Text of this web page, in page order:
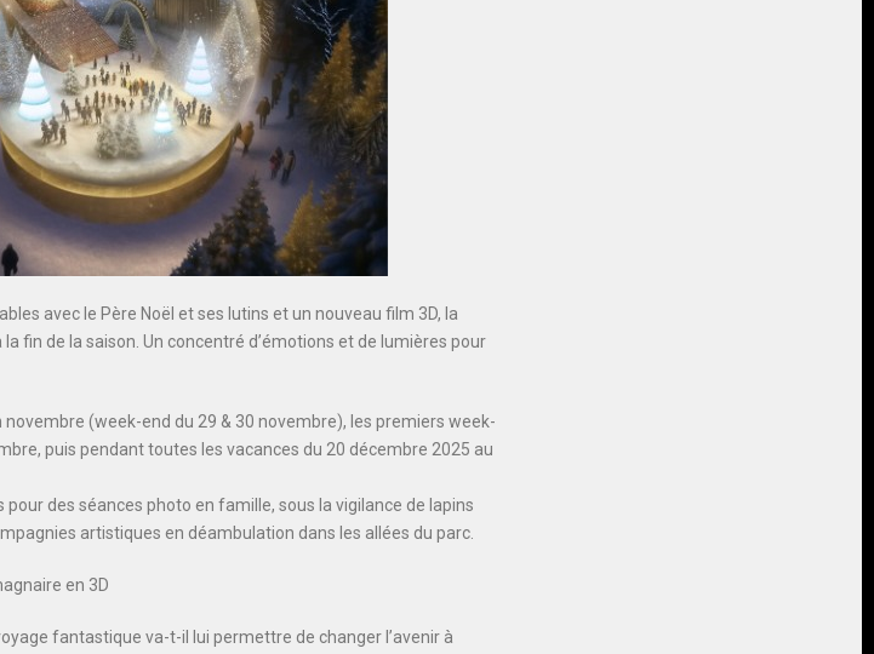
avec le Père Noël et ses lutins et un nouveau film 3D, la
fin de la saison. Un concentré d’émotions et de lumières pour
(week-end du 29 & 30 novembre), les premiers week-
puis pendant toutes les vacances du 20 décembre 2025 au
pour des séances photo en famille, sous la vigilance de lapins
artistiques en déambulation dans les allées du parc.
en 3D
fantastique va-t-il lui permettre de changer l’avenir à